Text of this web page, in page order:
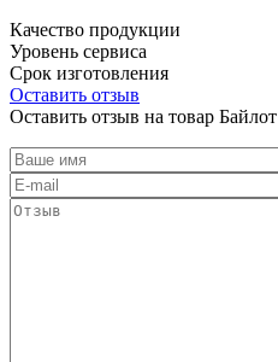
Качество продукции
Уровень сервиса
Срок изготовления
Оставить отзыв
Оставить отзыв на товар Байлот